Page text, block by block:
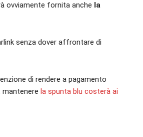
ovviamente fornita anche la
senza dover affrontare di
di rendere a pagamento
mantenere la spunta blu costerà ai